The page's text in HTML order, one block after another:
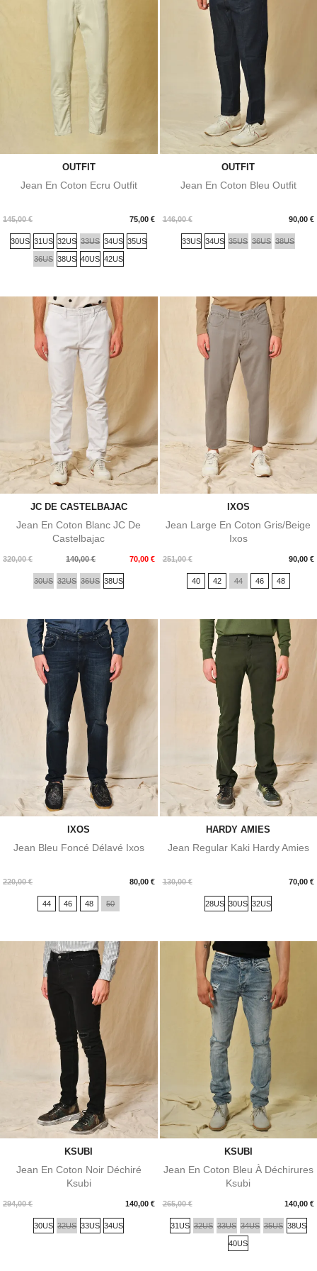
OUTFIT
Jean En Coton Ecru Outfit
145,00 € 75,00 €
Prix
30US 31US 32US 33US 34US 35US
36US 38US 40US 42US
OUTFIT
Jean En Coton Bleu Outfit
146,00 € 90,00 €
Prix
33US 34US 35US 36US 38US
JC DE CASTELBAJAC
Jean En Coton Blanc JC De
Castelbajac
320,00 €
Prix
140,00 € 70,00 €
Prix
30US 32US 36US 38US
IXOS
Jean Large En Coton Gris/beige
Ixos
251,00 € 90,00 €
Prix
40 42 44 46 48
IXOS
Jean Bleu Foncé Délavé Ixos
220,00 € 80,00 €
Prix
44 46 48 50
HARDY AMIES
Jean Regular Kaki Hardy Amies
130,00 € 70,00 €
Prix
28US 30US 32US
KSUBI
Jean En Coton Noir Déchiré
Ksubi
294,00 € 140,00 €
Prix
30US 32US 33US 34US
KSUBI
Jean En Coton Bleu À Déchirures
Ksubi
265,00 € 140,00 €
Prix
31US 32US 33US 34US 35US 38US
40US